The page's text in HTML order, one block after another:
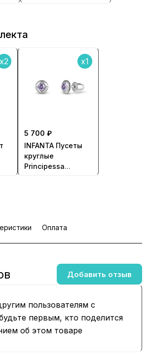
x2 x1
5 700 ₽
INFANTA Пусеты
круглые
Principessa
Оплата
пользователям с
первым, кто поделится
об этом товаре
Добавить отзыв